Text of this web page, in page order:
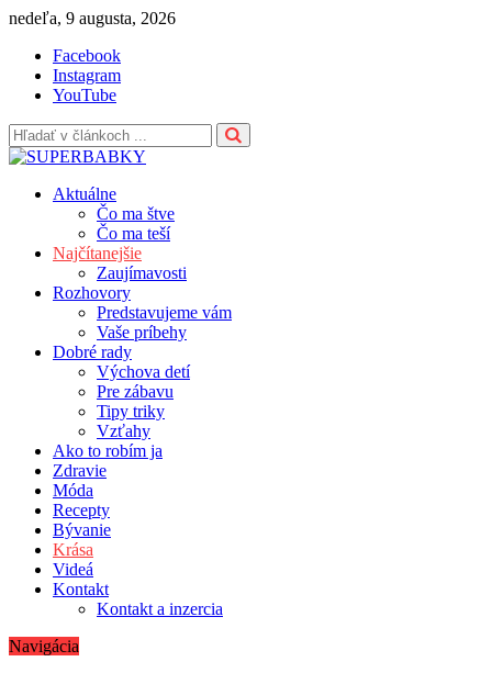
Skip
content
nedeľa, 9 augusta, 2026
Facebook
Instagram
YouTube
Aktuálne
Čo ma štve
Čo ma teší
Najčítanejšie
Zaujímavosti
Rozhovory
Predstavujeme vám
Vaše príbehy
Dobré rady
Výchova detí
Pre zábavu
Tipy triky
Vzťahy
Ako to robím ja
Zdravie
Móda
Recepty
Bývanie
Krása
Videá
Kontakt
Kontakt a inzercia
Navigácia